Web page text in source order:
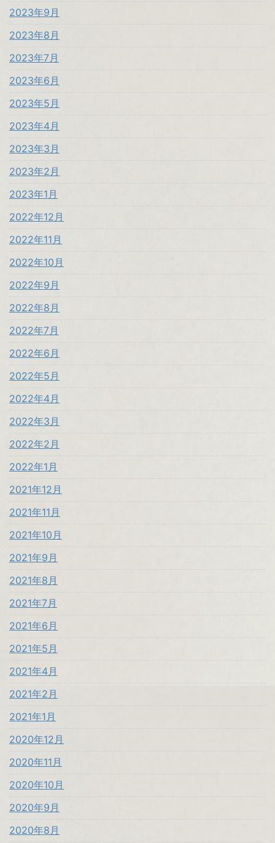
2023年9月
2023年8月
2023年7月
2023年6月
2023年5月
2023年4月
2023年3月
2023年2月
2023年1月
2022年12月
2022年11月
2022年10月
2022年9月
2022年8月
2022年7月
2022年6月
2022年5月
2022年4月
2022年3月
2022年2月
2022年1月
2021年12月
2021年11月
2021年10月
2021年9月
2021年8月
2021年7月
2021年6月
2021年5月
2021年4月
2021年2月
2021年1月
2020年12月
2020年11月
2020年10月
2020年9月
2020年8月